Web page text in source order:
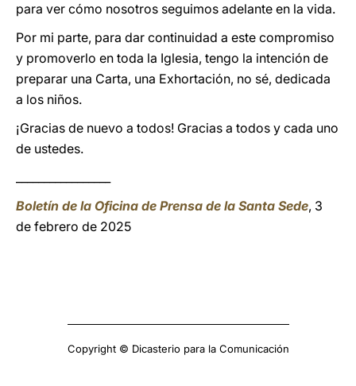
para ver cómo nosotros seguimos adelante en la vida.
Por mi parte, para dar continuidad a este compromiso
y promoverlo en toda la Iglesia, tengo la intención de
preparar una Carta, una Exhortación, no sé, dedicada
a los niños.
¡Gracias de nuevo a todos! Gracias a todos y cada uno
de ustedes.
Boletín de la Oficina de Prensa de la Santa Sede, 3
de febrero de 2025
Copyright © Dicasterio para la Comunicación